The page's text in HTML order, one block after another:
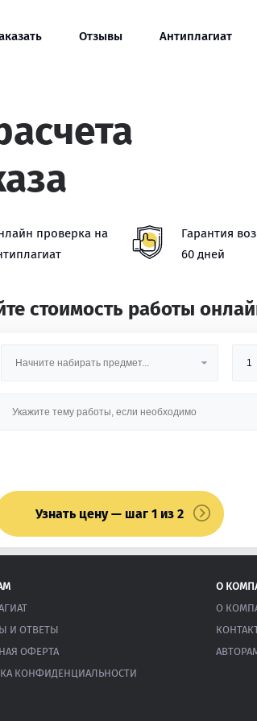
Отзывы Антиплагиат
проверка на
Гарантия
60 дней
стоимость работы
Узнать цену — шаг 1 из 2
И ОТВЕТЫ
ОФЕРТА
КОНФИДЕНЦИАЛЬНОСТИ
О
О